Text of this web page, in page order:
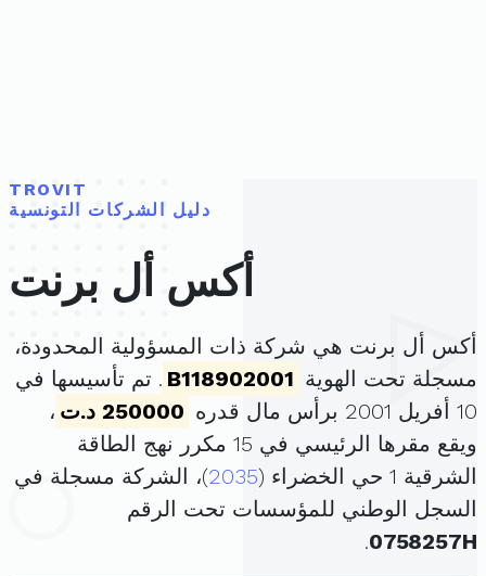
TROVIT
دليل الشركات التونسية
أكس أل برنت
أكس أل برنت هي شركة ذات المسؤولية المحدودة،
مسجلة تحت الهوية B118902001 . تم تأسيسها في
10 أفريل 2001 برأس مال قدره
250000 د.ت
،
ويقع مقرها الرئيسي في 15 مكرر نهج الطاقة
الشرقية 1 حي الخضراء (
2035)، الشركة مسجلة في
السجل الوطني للمؤسسات تحت الرقم
0758257H
.